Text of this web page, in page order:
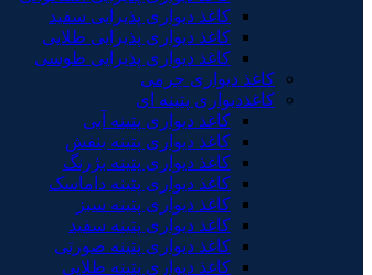
کاغذ دیواری پذیرایی سفید
کاغذ دیواری پذیرایی طلایی
کاغذ دیواری پذیرایی طوسی
کاغذ دیواری چرمی
کاغذدیواری پتینه ای
کاغذ دیواری پتینه آبی
کاغذ دیواری پتینه بنفش
کاغذ دیواری پتینه بژرنگ
کاغذ دیواری پتینه داماسک
کاغذ دیواری پتینه سبز
کاغذ دیواری پتینه سفید
کاغذ دیواری پتینه صورتی
کاغذ دیواری پتینه طلایی